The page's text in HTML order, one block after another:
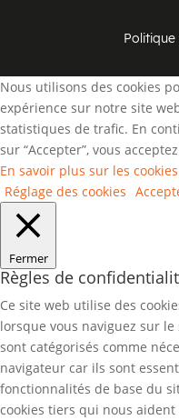
Nous utilisons des cookies
expérience sur notre site
statistiques de trafic. En
sur “Accepter”, vous
En savoir plus sur les cookies
Réglage des cookies
Fermer
Règles de
Ce site web utilise des
lorsque vous naviguez sur
sont catégorisés comme
navigateur car ils sont
fonctionnalités de base du
cookies tiers qui nous